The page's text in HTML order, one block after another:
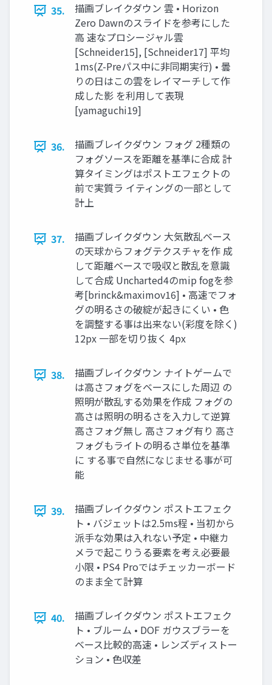
35.
描画ブレイクダウン 雲 • Horizon
Zero Dawnのスライドを参考にした
高 速なプロシージャル雲
[Schneider15], [Schneider17] 平均
1ms(Z-Preパス中に非同期実行) • 曇
りの日はこの雲をレイマーチして作
成した影 を利用して表現
[yamaguchi19]
36.
描画ブレイクダウン フォグ 2種類の
フォグソースを距離を基準に合成 計
算タイミングはポストエフェクトの
前で実質ラ イティングの一部として
計上
37.
描画ブレイクダウン 大気散乱ベース
の天球からフォグテクスチャを作 成
して距離ベースで吸収と散乱を意識
して合成 Uncharted4のmip fogを参
考[brinck&maximov16] • 高速でフォ
グの明るさの破綻が起きにくい • 色
を調整する事は出来ない(彩度を除く)
12px 一部を切り抜く 4px
38.
描画ブレイクダウン ナイトゲームで
は高さフォグをベースにした周辺 の
照明が散乱する効果を作成 フォグの
高さは照明の明るさを入力して逆算
高さフォグ無し 高さフォグ有り 高さ
フォグもライトの明るさ単位を基準
に する事で自然になじませる事が可
能
39.
描画ブレイクダウン ポストエフェク
ト • バジェットは2.5ms程 • 当初から
派手な効果は入れない予定 • 中継カ
メラで起こりうる要素を考え必要最
小限 • PS4 Proではチェッカーボード
のまま全て計算
40.
描画ブレイクダウン ポストエフェク
ト • ブルーム • DOF ガウスブラーを
ベース比較的高速 • レンズディストー
ション • 色収差